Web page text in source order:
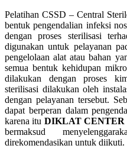
Pelatihan CSSD – Central
bentuk pengendalian infeksi
dengan proses sterilisasi
digunakan untuk pelayanan
pengelolaan alat atau bahan
semua bentuk kehidupan
dilakukan dengan proses
sterilisasi dilakukan oleh
dengan pelayanan tersebut.
dapat berperan dalam
karena itu DIKLAT CENTER
bermaksud
direkomendasikan untuk diikuti.